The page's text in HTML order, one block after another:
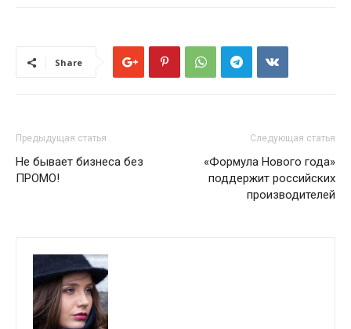
Share
Предыдущая статья
Не бывает бизнеса без
ПРОМО!
Следующая статья
«Формула Нового года»
поддержит российских
производителей